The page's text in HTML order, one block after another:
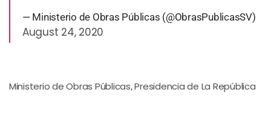
— Ministerio de Obras Públicas (@ObrasPublicasSV)
August 24, 2020
Ministerio de Obras Públicas,Presidencia de La República